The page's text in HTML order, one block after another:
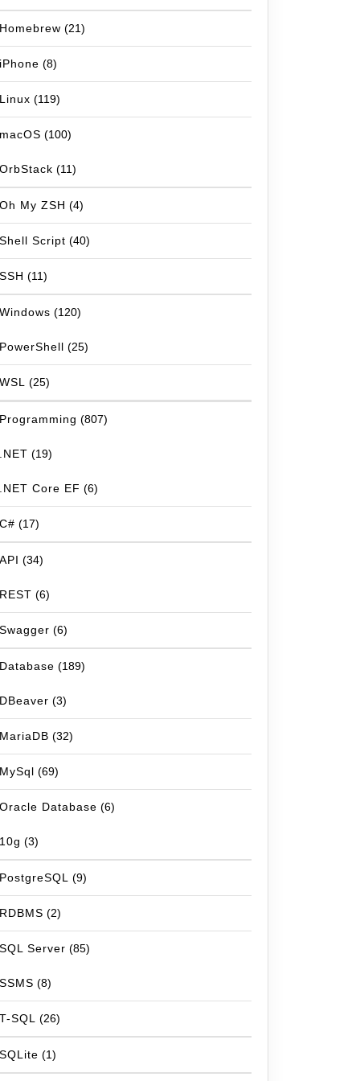
Homebrew (21)
iPhone (8)
Linux (119)
macOS (100)
OrbStack (11)
Oh My ZSH (4)
Shell Script (40)
SSH (11)
Windows (120)
PowerShell (25)
WSL (25)
Programming (807)
.NET (19)
.NET Core EF (6)
C# (17)
API (34)
REST (6)
Swagger (6)
Database (189)
DBeaver (3)
MariaDB (32)
MySql (69)
Oracle Database (6)
10g (3)
PostgreSQL (9)
RDBMS (2)
SQL Server (85)
SSMS (8)
T-SQL (26)
SQLite (1)